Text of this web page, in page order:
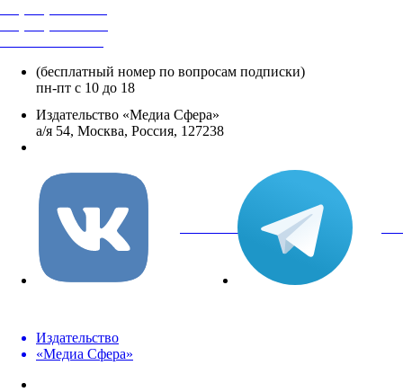
(бесплатный номер по вопросам подписки)
пн-пт с 10 до 18
Издательство «Медиа Сфера»
а/я 54, Москва, Россия, 127238
вКонтакте
Издательство
«Медиа Сфера»